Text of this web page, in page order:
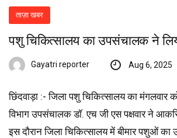
ताज़ा खबर
पशु चिकित्सालय का उपसंचालक ने
Gayatri reporter Aug 6, 2025
छिंदवाड़ा :- जिला पशु चिकित्सालय का मंगलवार
विभाग उपसंचालक डॉ. एच जी एस पक्षवार ने
इस दौरान जिला चिकित्सालय में बीमार पशुओं का